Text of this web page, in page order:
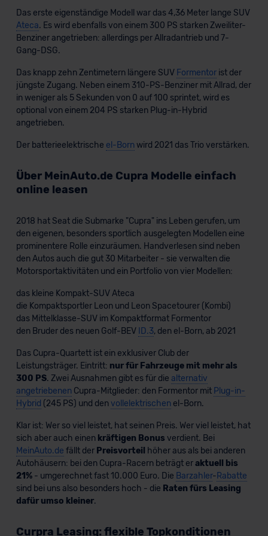
Datenschutzklauseln können Sie über den Kontakt zu
unserem Datenschutzbeauftragten unter
datenschutz@meinauto.de anfordern.
Datenschutzerklärung|Impressum
Das erste eigenständige Modell war das 4,36 Meter lange SUV
Ateca. Es wird ebenfalls von einem 300 PS starken Zweiliter-
Benziner angetrieben: allerdings per Allradantrieb und 7-
Gang-DSG.
Das knapp zehn Zentimetern längere SUV Formentorist der
jüngste Zugang. Neben einem 310-PS-Benziner mit Allrad, der
in weniger als 5 Sekunden von 0 auf 100 sprintet, wird es
optional von einem 204 PS starken Plug-in-Hybrid
angetrieben.
Der batterieelektrische el-Bornwird 2021 das Trio verstärken.
Über MeinAuto.de Cupra Modelle einfach
online leasen
2018 hat Seat die Submarke "Cupra" ins Leben gerufen, um
den eigenen, besonders sportlich ausgelegten Modellen eine
prominentere Rolle einzuräumen. Handverlesen sind neben
den Autos auch die gut 30 Mitarbeiter - sie verwalten die
Motorsportaktivitäten und ein Portfolio von vier Modellen:
das kleine Kompakt-SUV Ateca
die Kompaktsportler Leon und Leon Spacetourer (Kombi)
das Mittelklasse-SUV im Kompaktformat Formentor
den Bruder des neuen Golf-BEV ID.3, den el-Born, ab 2021
Das Cupra-Quartett ist ein exklusiver Club der
Leistungsträger. Eintritt: nur für Fahrzeuge mit mehr als
300 PS. Zwei Ausnahmen gibt es für die alternativ
angetriebenenCupra-Mitglieder: den Formentor mit Plug-in-
Hybrid (245 PS) und denvollelektrischenel-Born.
Klar ist: Wer so viel leistet, hat seinen Preis. Wer viel leistet, hat
sich aber auch einen kräftigen Bonus verdient. Bei
MeinAuto.de fällt der Preisvorteil höher aus als bei anderen
Autohäusern: bei den Cupra-Racern beträgt eraktuell bis
21%- umgerechnet fast 10.000 Euro. Die Barzahler-Rabatte
sind bei uns also besonders hoch - die Raten fürs Leasing
dafür umso kleiner.
Curpra Leasing: flexible Topkonditionen